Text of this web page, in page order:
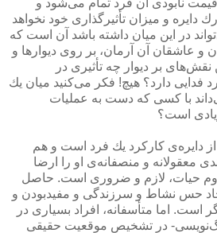
دایره و میزان تأثیرگذاری خود نخواهد
در این میان داشته باشد آن است كه
و عاشقان آن آرمان، بر روی دیوارها و
بر دیوار چه تأثیری در
دارد؟ هیچ! فكر می‌كنید میان یك
با كسی كه دست به عملیات
است؟
دایره‌ی كاركرد یك فرد است و هم
و منصفانه‌ی او را ارضا
حیات، لازم و ضروری است. حاصل
حس نشاط و سرزندگی و مفیدبودن و
است. اما متأسفانه، افراد بسیاری در
در تشخیص موقعیت حقیقی